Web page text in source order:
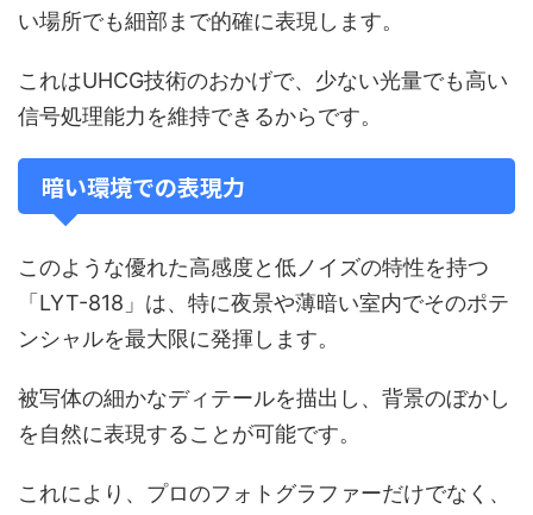
い場所でも細部まで的確に表現します。
これはUHCG技術のおかげで、少ない光量でも高い
信号処理能力を維持できるからです。
暗い環境での表現力
このような優れた高感度と低ノイズの特性を持つ
「LYT-818」は、特に夜景や薄暗い室内でそのポテ
ンシャルを最大限に発揮します。
被写体の細かなディテールを描出し、背景のぼかし
を自然に表現することが可能です。
これにより、プロのフォトグラファーだけでなく、